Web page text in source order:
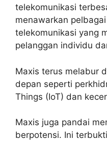
telekomunikasi
menawarkan
telekomunikasi yang
pelanggan individu
Maxis terus melabur
depan seperti
Things (IoT) dan
Maxis juga pandai
berpotensi. Ini